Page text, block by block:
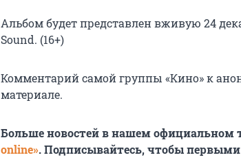
Альбом будет представлен вживую 24
Sound. (16+)
Комментарий самой группы «Кино» к
материале.
Больше новостей в нашем официальном
online». Подписывайтесь, чтобы